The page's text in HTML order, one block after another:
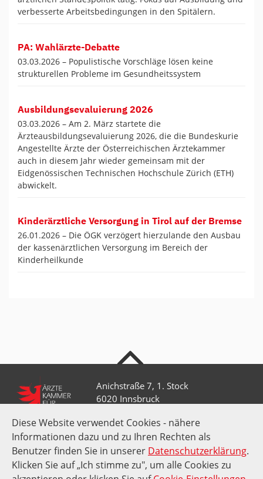
Diese Website verwendet Cookies - nähere
Informationen dazu und zu Ihren Rechten als
Benutzer finden Sie in unserer Datenschutzerklärung.
Klicken Sie auf „Ich stimme zu", um alle Cookies zu
verbesserte Arbeitsbedingungen in den Spitälern.
PA: Wahlärzte-Debatte
03.03.2026 – Populistische Vorschläge lösen keine
strukturellen Probleme im Gesundheitssystem
Ausbildungsevaluierung 2026
03.03.2026 – Am 2. März startete die
Ärzteausbildungsevaluierung 2026, die die Bundeskurie
Angestellte Ärzte der Österreichischen Ärztekammer
auch in diesem Jahr wieder gemeinsam mit der
Eidgenössischen Technischen Hochschule Zürich (ETH)
abwickelt.
Kinderärztliche Versorgung in Tirol auf der Bremse
26.01.2026 – Die ÖGK verzögert hierzulande den Ausbau
der kassenärztlichen Versorgung im Bereich der
Kinderheilkunde
Anichstraße 7, 1. Stock
6020 Innsbruck
+43 512 52 0 58-0
kammer@aektirol.at